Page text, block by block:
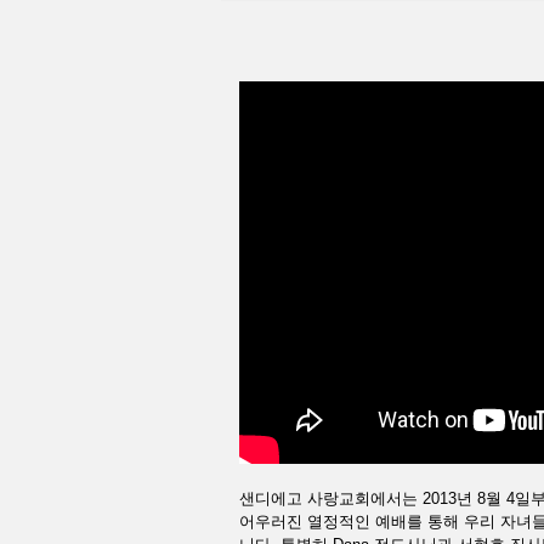
샌디에고 사랑교회에서는 2013년 8월 4일
어우러진 열정적인 예배를 통해 우리 자녀